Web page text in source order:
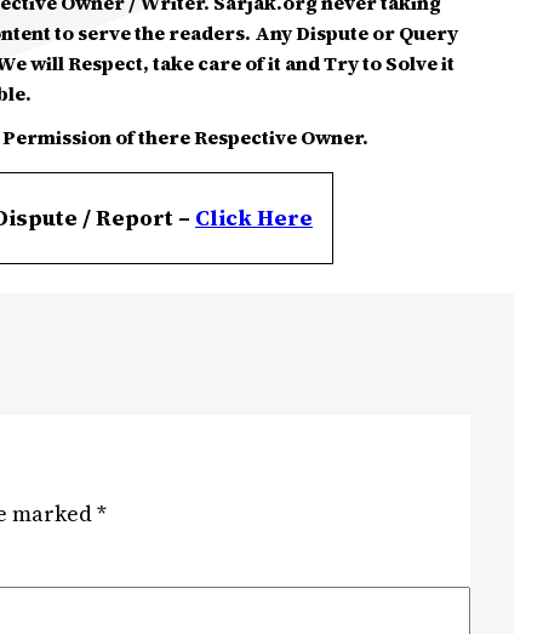
to serve the readers. Any Dispute or Query
will Respect, take care of it and Try to Solve it
of there Respective Owner.
/ Report – ClickHere
marked*